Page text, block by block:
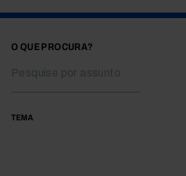
O QUE PROCURA?
TEMA